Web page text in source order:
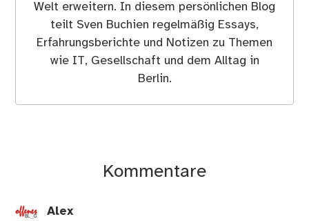
Welt erweitern. In diesem persönlichen Blog
teilt Sven Buchien regelmäßig Essays,
Erfahrungsberichte und Notizen zu Themen
wie IT, Gesellschaft und dem Alltag in
Berlin.
Kommentare
Alex